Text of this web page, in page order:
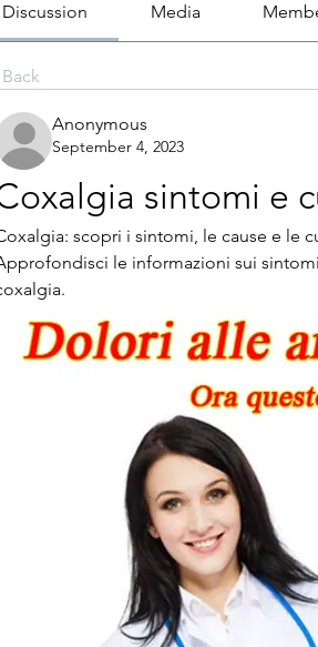
Discussion Media
Back
Anonymous
September 4, 2023
sintomi e
scopri i sintomi, le cause e le
le informazioni sui